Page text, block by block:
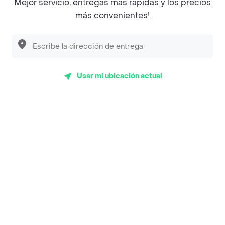
Encuéntranos en estos países
App Store Google play AppGallery
Mejor servicio, entregas más rápidas y los precios
más convenientes!
Usar mi ubicación actual